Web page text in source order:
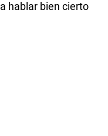
hablar bien cierto